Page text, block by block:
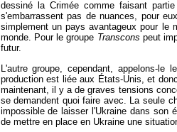
dessiné la Crimée comme faisant
s'embarrassent pas de nuances, pour
simplement un pays avantageux pour le
monde. Pour le groupe Transcons peut
futur.
L'autre groupe, cependant, appelons-
production est liée aux États-Unis, et
maintenant, il y a de graves tensions
se demandent quoi faire avec. La seule
impossible de laisser l'Ukraine dans son
de mettre en place en Ukraine une